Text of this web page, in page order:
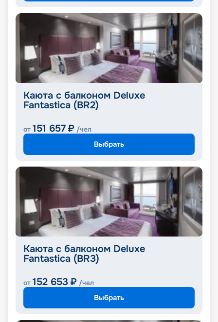
Каюта с балконом Deluxe
Fantastica (BR2)
от 151 657 ₽ /чел
Выбрать
Каюта с балконом Deluxe
Fantastica (BR3)
от 152 653 ₽ /чел
Выбрать